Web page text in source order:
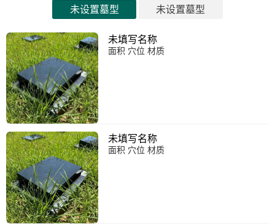
未设置墓型 未设置墓型
未填写名称
面积 穴位 材质
未填写名称
面积 穴位 材质